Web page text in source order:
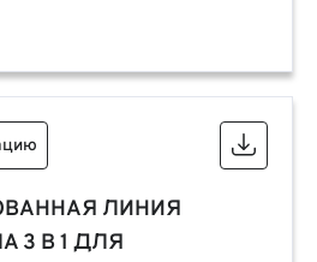
ЛИНИЯ
3 В 1 ДЛЯ